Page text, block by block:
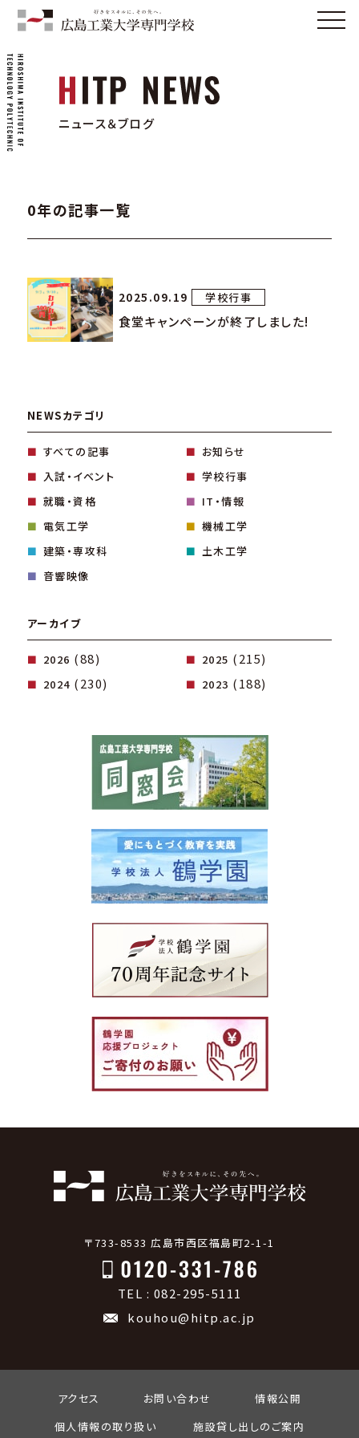
ニュース＆ブログ
0年の記事一覧
2025.09.19 学校行事
食堂キャンペーンが終了しました!
NEWSカテゴリ
すべての記事
お知らせ
入試・イベント
学校行事
就職・資格
IT・情報
電気工学
機械工学
建築・専攻科
土木工学
音響映像
アーカイブ
2026 (88) 2025 (215)
2024 (230) 2023 (188)
〒733-8533 広島市西区福島町2-1-1
TEL : 082-295-5111
kouhou@hitp.ac.jp
アクセス お問い合わせ
情報公開
個人情報の取り扱い
施設貸し出しのご案内